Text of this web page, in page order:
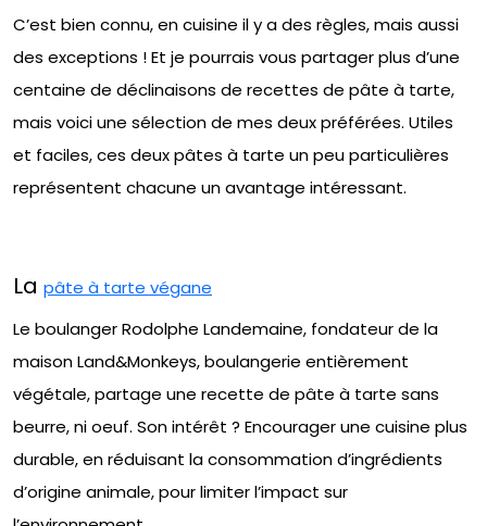
C’est bien connu, en cuisine il y a des règles, mais aussi
des exceptions ! Et je pourrais vous partager plus d’une
centaine de déclinaisons de recettes de pâte à tarte,
mais voici une sélection de mes deux préférées. Utiles
et faciles, ces deux pâtes à tarte un peu particulières
représentent chacune un avantage intéressant.
La pâte à tarte végane
Le boulanger Rodolphe Landemaine, fondateur de la
maison Land&Monkeys, boulangerie entièrement
végétale, partage une recette de pâte à tarte sans
beurre, ni oeuf. Son intérêt ? Encourager une cuisine plus
durable, en réduisant la consommation d’ingrédients
d’origine animale, pour limiter l’impact sur